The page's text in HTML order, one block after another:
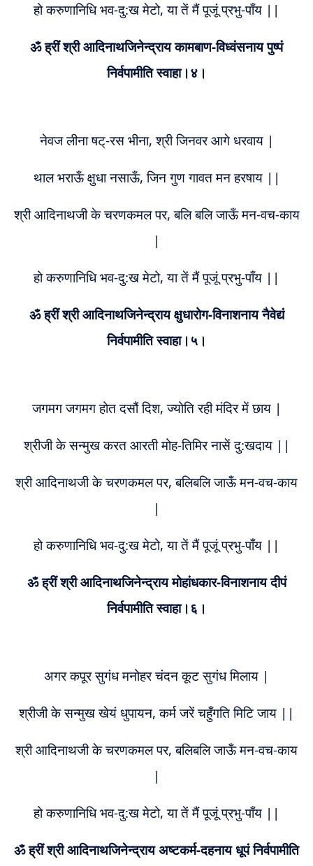
हो करुणानिधि भव-दु:ख मेटो, या तें मैं पूजूं प्रभु-पाँय ||
ॐ ह्रीं श्री आदिनाथजिनेन्द्राय कामबाण-विध्वंसनाय पुष्पं
निर्वपामीति स्वाहा।४।
नेवज लीना षट्-रस भीना, श्री जिनवर आगे धरवाय |
थाल भराऊँ क्षुधा नसाऊँ, जिन गुण गावत मन हरषाय ||
श्री आदिनाथजी के चरणकमल पर, बलि बलि जाऊँ मन-वच-काय
|
हो करुणानिधि भव-दु:ख मेटो, या तें मैं पूजूं प्रभु-पाँय ||
ॐ ह्रीं श्री आदिनाथजिनेन्द्राय क्षुधारोग-विनाशनाय नैवेद्यं
निर्वपामीति स्वाहा।५।
जगमग जगमग होत दसौं दिश, ज्योति रही मंदिर में छाय |
श्रीजी के सन्मुख करत आरती मोह-तिमिर नासें दु:खदाय ||
श्री आदिनाथजी के चरणकमल पर, बलिबलि जाऊँ मन-वच-काय
|
हो करुणानिधि भव-दु:ख मेटो, या तें मैं पूजूं प्रभु-पाँय ||
ॐ ह्रीं श्री आदिनाथजिनेन्द्राय मोहांधकार-विनाशनाय दीपं
निर्वपामीति स्वाहा।६।
अगर कपूर सुगंध मनोहर चंदन कूट सुगंध मिलाय |
श्रीजी के सन्मुख खेयं धुपायन, कर्म जरें चहुँगति मिटि जाय ||
श्री आदिनाथजी के चरणकमल पर, बलिबलि जाऊँ मन-वच-काय
|
हो करुणानिधि भव-दु:ख मेटो, या तें मैं पूजूं प्रभु-पाँय ||
ॐ ह्रीं श्री आदिनाथजिनेन्द्राय अष्टकर्म-दहनाय धूपं निर्वपामीति